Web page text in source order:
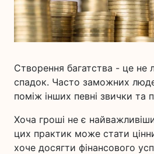
Створення багатства - це не
спадок. Часто заможних
поміж інших певні звички та
Хоча гроші не є
цих практик може стати
хоче досягти фінансового